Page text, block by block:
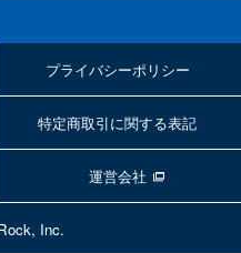
プライバシーポリシー
特定商取引に関する表記
運営会社
Inc.